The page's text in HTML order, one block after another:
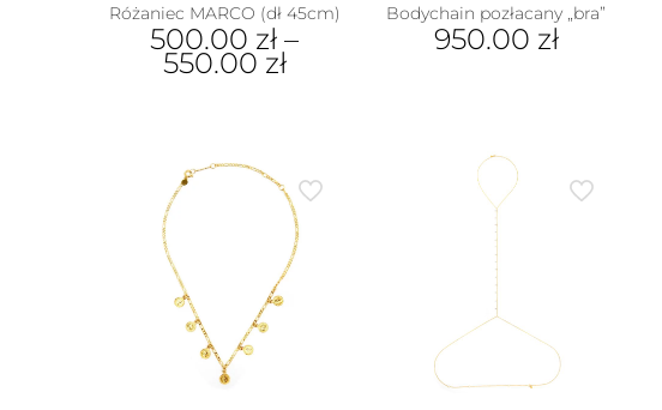
Różaniec MARCO (dł 45cm)
500.00 zł –
550.00 zł
wiele
wariantów.
stronie
produktu
Bodychain pozłacany „bra”
950.00 zł